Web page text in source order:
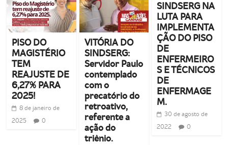
PISO DO
MAGISTÉRIO
TEM
REAJUSTE DE
6,27% PARA
2025!
8 de janeiro de
2025
0
VITÓRIA DO
SINDSERG:
Servidor Paulo
contemplado
com o
precatório do
retroativo,
referente a
ação do
triênio.
SINDSERG NA
LUTA PARA
IMPLEMENTA
ÇÃO DO PISO
DE
ENFERMEIRO
S E TÉCNICOS
DE
ENFERMAGE
M.
30 de agosto de
2022
0